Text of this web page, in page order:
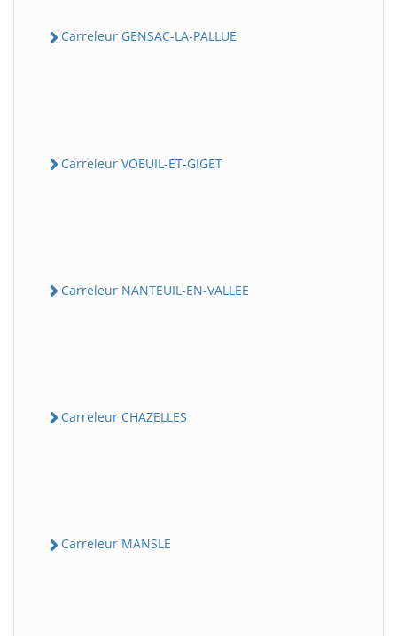
Carreleur GENSAC-LA-PALLUE
Carreleur VOEUIL-ET-GIGET
Carreleur NANTEUIL-EN-VALLEE
Carreleur CHAZELLES
Carreleur MANSLE